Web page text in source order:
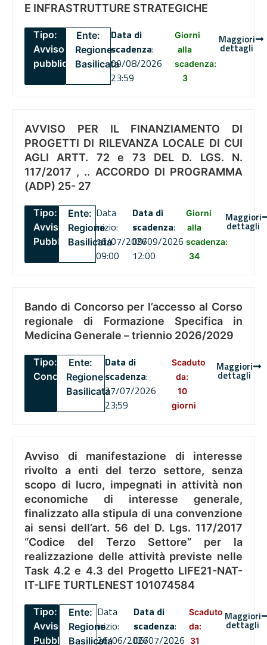
E INFRASTRUTTURE STRATEGICHE
Tipo:
Avviso
pubblico
Ente:
Regione
Basilicata
Data di
scadenza:
09/08/2026
23:59
Giorni
alla
scadenza:
3
Maggiori
dettagli
AVVISO PER IL FINANZIAMENTO DI
PROGETTI DI RILEVANZA LOCALE DI CUI
AGLI ARTT. 72 e 73 DEL D. LGS. N.
117/2017 , .. ACCORDO DI PROGRAMMA
(ADP) 25- 27
Tipo:
Avviso
Pubblico
Ente:
Regione
Basilicata
Data
inizio:
16/07/2026
09:00
Data di
scadenza:
09/09/2026
12:00
Giorni
alla
scadenza:
34
Maggiori
dettagli
Bando di Concorso per l’accesso al Corso
regionale di Formazione Specifica in
Medicina Generale – triennio 2026/2029
Tipo:
Concorsi
Ente:
Regione
Basilicata
Data di
scadenza:
27/07/2026
23:59
Scaduto
da:
10
giorni
Maggiori
dettagli
Avviso di manifestazione di interesse
rivolto a enti del terzo settore, senza
scopo di lucro, impegnati in attività non
economiche di interesse generale,
finalizzato alla stipula di una convenzione
ai sensi dell’art. 56 del D. Lgs. 117/2017
“Codice del Terzo Settore” per la
realizzazione delle attività previste nelle
Task 4.2 e 4.3 del Progetto LIFE21-NAT-
IT-LIFE TURTLENEST 101074584
Tipo:
Avviso
Pubblico
Ente:
Regione
Basilicata
Data
inizio:
26/06/2026
Data di
scadenza:
06/07/2026
Scaduto
da:
31
Maggiori
dettagli